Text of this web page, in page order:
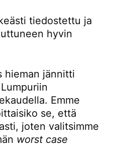
tiedostettu ja
hyvin
hieman jännitti
Emme
se, että
joten valitsimme
worst case